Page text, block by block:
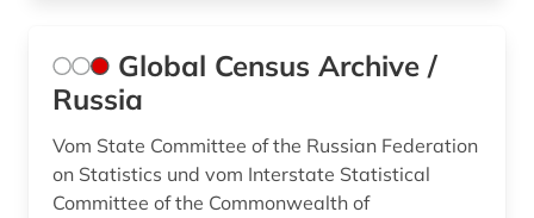
Global Census Archive /
Russia
Vom State Committee of the Russian Federation
on Statistics und vom Interstate Statistical
Committee of the Commonwealth of